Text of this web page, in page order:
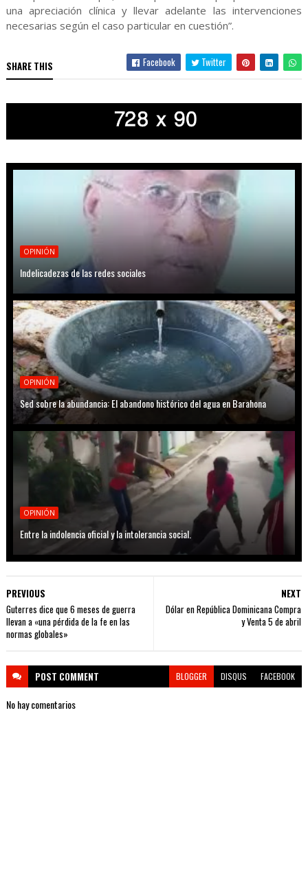
una apreciación clínica y llevar adelante las intervenciones
necesarias según el caso particular en cuestión”.
SHARE THIS Facebook Twitter
OPINIÓN
Indelicadezas de las redes sociales
OPINIÓN
Sed sobre la abundancia: El abandono histórico del agua en Barahona
OPINIÓN
Entre la indolencia oficial y la intolerancia social.
NEXT
Dólar en República Dominicana Compra
y Venta 5 de abril
PREVIOUS
Guterres dice que 6 meses de guerra
llevan a «una pérdida de la fe en las
normas globales»
POST COMMENT BLOGGER DISQUS FACEBOOK
No hay comentarios